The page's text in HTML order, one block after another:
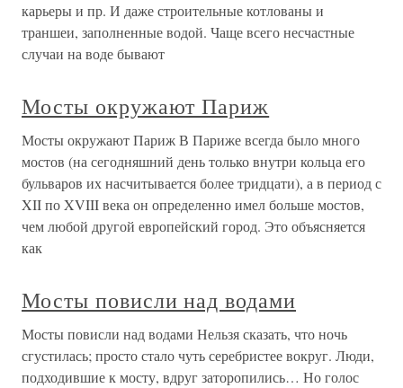
карьеры и пр. И даже строительные котлованы и
траншеи, заполненные водой. Чаще всего несчастные
случаи на воде бывают
Мосты окружают Париж
Мосты окружают Париж В Париже всегда было много
мостов (на сегодняшний день только внутри кольца его
бульваров их насчитывается более тридцати), а в период с
XII по XVIII века он определенно имел больше мостов,
чем любой другой европейский город. Это объясняется
как
Мосты повисли над водами
Мосты повисли над водами Нельзя сказать, что ночь
сгустилась; просто стало чуть серебристее вокруг. Люди,
подходившие к мосту, вдруг заторопились… Но голос